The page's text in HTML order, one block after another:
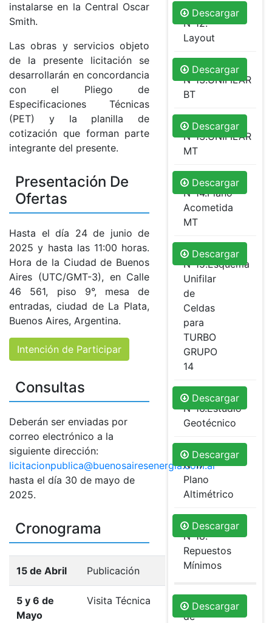
instalarse en la Central Oscar
Smith.
Las obras y servicios objeto
de la presente licitación se
desarrollarán en concordancia
con el Pliego de
Especificaciones Técnicas
(PET) y la planilla de
cotización que forman parte
integrante del presente.
Presentación De
Ofertas
Hasta el día 24 de junio de
2025 y hasta las 11:00 horas.
Hora de la Ciudad de Buenos
Aires (UTC/GMT-3), en Calle
46 561, piso 9°, mesa de
entradas, ciudad de La Plata,
Buenos Aires, Argentina.
Intención de Participar
Consultas
Deberán ser enviadas por
correo electrónico a la
siguiente dirección:
licitacionpublica@buenosairesenergia.com.ar
hasta el día 30 de mayo de
2025.
Cronograma
15 de Abril Publicación
5 y 6 de
Mayo
Visita Técnica
Anexo
Nº12.
Layout
Descargar
Anexo
Nº13.UNIFILAR
BT
Descargar
Anexo
Nº13.UNIFILAR
MT
Descargar
Anexo
Nº14.Plano
Acometida
MT
Descargar
Anexo
Nº15.Esquema
Unifilar
de
Celdas
para
TURBO
GRUPO
14
Descargar
Anexo
Nº16.Estudio
Geotécnico
Descargar
Anexo
Nº17
Plano
Altimétrico
Descargar
Anexo
Nº18.
Repuestos
Mínimos
Descargar
Planilla
de
Descargar